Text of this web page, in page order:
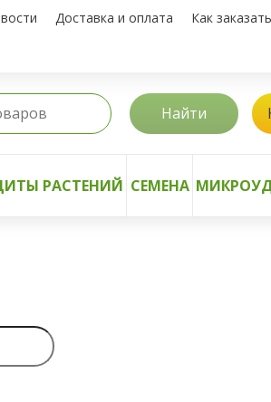
Доставка и оплата Как заказать
Найти
РАСТЕНИЙ СЕМЕНА